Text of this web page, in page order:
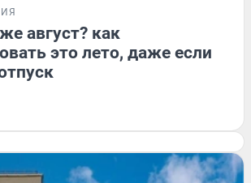
август? как
это лето, даже если